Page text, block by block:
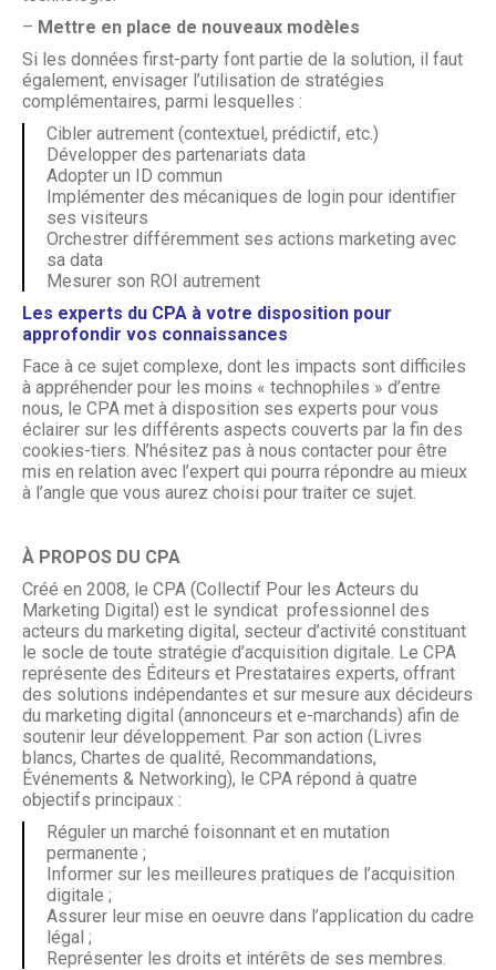
– Mettre en place de nouveaux modèles
Si les données first-party font partie de la solution, il faut
également, envisager l’utilisation de stratégies
complémentaires, parmi lesquelles :
Cibler autrement (contextuel, prédictif, etc.)
Développer des partenariats data
Adopter un ID commun
Implémenter des mécaniques de login pour identifier
ses visiteurs
Orchestrer différemment ses actions marketing avec
sa data
Mesurer son ROI autrement
Les experts du CPA à votre disposition pour
approfondir vos connaissances
Face à ce sujet complexe, dont les impacts sont difficiles
à appréhender pour les moins « technophiles » d’entre
nous, le CPA met à disposition ses experts pour vous
éclairer sur les différents aspects couverts par la fin des
cookies-tiers. N’hésitez pas à nous contacter pour être
mis en relation avec l’expert qui pourra répondre au mieux
à l’angle que vous aurez choisi pour traiter ce sujet.
À PROPOS DU CPA
Créé en 2008, le CPA (Collectif Pour les Acteurs du
Marketing Digital) est le syndicat professionnel des
acteurs du marketing digital, secteur d’activité constituant
le socle de toute stratégie d’acquisition digitale. Le CPA
représente des Éditeurs et Prestataires experts, offrant
des solutions indépendantes et sur mesure aux décideurs
du marketing digital (annonceurs et e-marchands) afin de
soutenir leur développement. Par son action (Livres
blancs, Chartes de qualité, Recommandations,
Événements & Networking), le CPA répond à quatre
objectifs principaux :
Réguler un marché foisonnant et en mutation
permanente ;
Informer sur les meilleures pratiques de l’acquisition
digitale ;
Assurer leur mise en oeuvre dans l’application du cadre
légal ;
Représenter les droits et intérêts de ses membres.